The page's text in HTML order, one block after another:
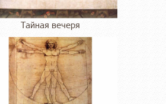
Тайная вечеря